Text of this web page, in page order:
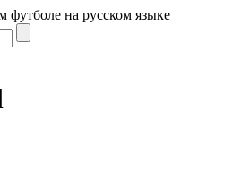
футболе на русском языке